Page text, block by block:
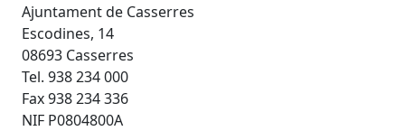
Ajuntament de Casserres
Escodines, 14
08693 Casserres
Tel. 938 234 000
Fax 938 234 336
NIF P0804800A